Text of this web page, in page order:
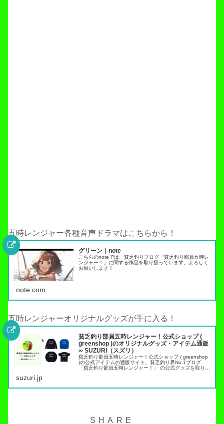
五時レンジャー各種音声ドラマはこちらから！
グリーン｜note
こちらのnoteでは、貧乏釣りブログ「貧乏釣り部員五時レ
ンジャー！」に関する作品を取り扱っています。よろしく
お願いします！
note.com
五時レンジャーオリジナルグッズが手に入る！
貧乏釣り部員五時レンジャー！公式ショップ (
greenshop )のオリジナルグッズ・アイテム通販
∞ SUZURI（スズリ）
貧乏釣り部員五時レンジャー！公式ショップ ( greenshop
)の公式アイテムの通販サイト。貧乏釣り界No.1ブログ
「貧乏釣り部員五時レンジャー！」 の公式グッズを取り扱
suzuri.jp